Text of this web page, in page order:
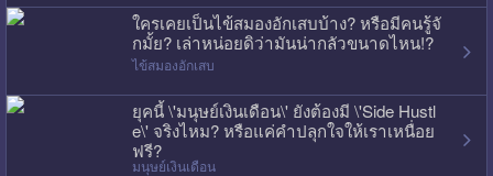
ใครเคยเป็นไข้สมองอักเสบบ้าง? หรือมีคนรู้จั
กมั้ย? เล่าหน่อยดิว่ามันน่ากลัวขนาดไหน!?
ไข้สมองอักเสบ
ยุคนี้ \'มนุษย์เงินเดือน\' ยังต้องมี \'Side Hustl
e\' จริงไหม? หรือแค่คำปลุกใจให้เราเหนื่อย
ฟรี?
มนุษย์เงินเดือน